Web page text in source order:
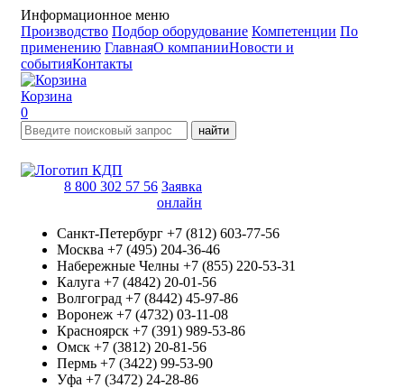
Информационное меню
Производство Подбор оборудование Компетенции По
применению ГлавнаяО компанииНовости и
событияКонтакты
Корзина
0
найти
8 800 302 57 56 Заявка
онлайн
Санкт-Петербург +7 (812) 603-77-56
Москва +7 (495) 204-36-46
Набережные Челны +7 (855) 220-53-31
Калуга +7 (4842) 20-01-56
Волгоград +7 (8442) 45-97-86
Воронеж +7 (4732) 03-11-08
Красноярск +7 (391) 989-53-86
Омск +7 (3812) 20-81-56
Пермь +7 (3422) 99-53-90
Уфа +7 (3472) 24-28-86